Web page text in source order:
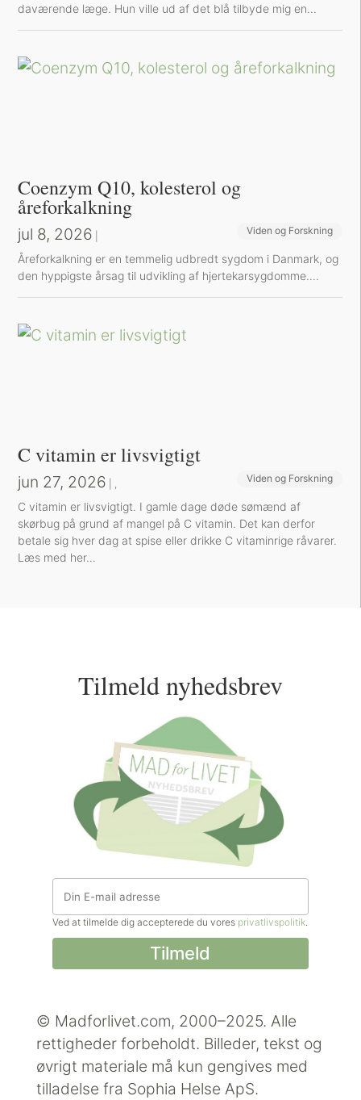
daværende læge. Hun ville ud af det blå tilbyde mig en...
Coenzym Q10, kolesterol og
åreforkalkning
jul 8, 2026 Viden og Forskning
Å​reforkalkning er en temmelig udbredt sygdom i Danmark, og
den hyppigste årsag til udvikling af hjertekarsygdomme....
C vitamin er livsvigtigt
jun 27, 2026 Sund inspiration
, Viden og Forskning
C vitamin er livsvigtigt. I gamle dage døde sømænd af
skørbug på grund af mangel på C vitamin. Det kan derfor
betale sig hver dag at spise eller drikke C vitaminrige råvarer.
Læs med her…
Tilmeld nyhedsbrev
Ved at tilmelde dig accepterede du vores privatlivspolitik.
© Madforlivet.com, 2000–2025. Alle
rettigheder forbeholdt. Billeder, tekst og
øvrigt materiale må kun gengives med
tilladelse fra Sophia Helse ApS.